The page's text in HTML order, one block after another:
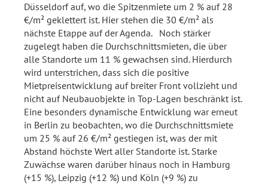
Düsseldorf auf, wo die Spitzenmiete um 2 % auf 28
€/m² geklettert ist. Hier stehen die 30 €/m² als
nächste Etappe auf der Agenda. Noch stärker
zugelegt haben die Durchschnittsmieten, die über
alle Standorte um 11 % gewachsen sind. Hierdurch
wird unterstrichen, dass sich die positive
Mietpreisentwicklung auf breiter Front vollzieht und
nicht auf Neubauobjekte in Top-Lagen beschränkt ist.
Eine besonders dynamische Entwicklung war erneut
in Berlin zu beobachten, wo die Durchschnittsmiete
um 25 % auf 26 €/m² gestiegen ist, was der mit
Abstand höchste Wert aller Standorte ist. Starke
Zuwächse waren darüber hinaus noch in Hamburg
(+15 %), Leipzig (+12 %) und Köln (+9 %) zu